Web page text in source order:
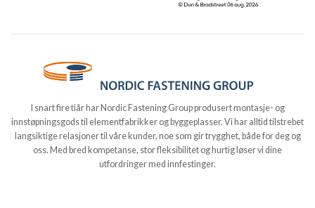
I snart fire tiår har Nordic Fastening Group produsert montasje- og
innstøpningsgods til elementfabrikker og byggeplasser. Vi har alltid tilstrebet
langsiktige relasjoner til våre kunder, noe som gir trygghet, både for deg og
oss. Med bred kompetanse, stor fleksibilitet og hurtig løser vi dine
utfordringer med innfestinger.